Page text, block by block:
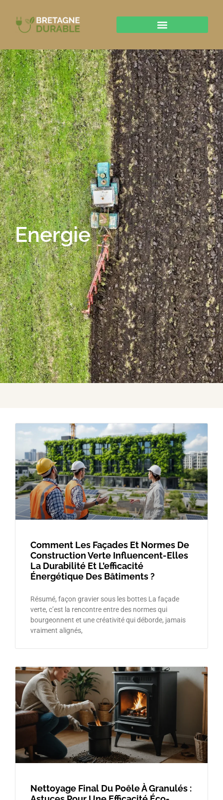
Energie
Comment Les Façades Et Normes De
Construction Verte Influencent-Elles
La Durabilité Et L’efficacité
Énergétique Des Bâtiments ?
Résumé, façon gravier sous les bottes La façade
verte, c’est la rencontre entre des normes qui
bourgeonnent et une créativité qui déborde, jamais
vraiment alignés,
Nettoyage Final Du Poêle À Granulés :